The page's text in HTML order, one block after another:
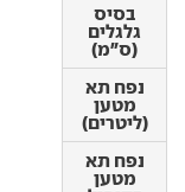
בסיס
גלגלים
(ס"מ)
נפח תא
מטען
(ליטרים)
נפח תא
מטען
בסיס
גלגלים
(ס"מ)
נפח תא
מטען
(ליטרים)
נפח תא
מטען